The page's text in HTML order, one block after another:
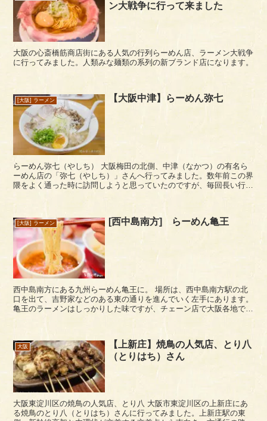
ン大戦争に行って来ました
大阪の心斎橋筋商店街にある人気の行列らーめん店、ラーメン大戦争
に行ってみました。人類みな麺類の系列の新ブランド店になります。
[大阪] ラーメン 【大阪中津】らーめん弥七
らーめん弥七（やしち） 大阪梅田の北側、中津（なかつ）の有名ら
ーめん店の「弥七（やしち）」さんへ行ってみました。数年前この界
隈をよく通った時に訪問しようと思っていたのですが、毎回長い行列
[大阪] ラーメン [西中島南方] らーめん亀王
西中島南方にある九州らーめん亀王に。 場所は、西中島南方駅の北
口を出て、吉野家などのある東の通りを進んでいく左手にあります。
亀王のラーメンはしっかりした味ですが、チェーン店で大阪各地でよ
大阪
【上新庄】焼鳥の人気店、とり八
（とりはち）さん
大阪東淀川区の焼鳥の人気店、とり八 大阪市東淀川区の上新庄にあ
る焼鳥のとり八（とりはち）さんに行ってみました。上新庄駅の東